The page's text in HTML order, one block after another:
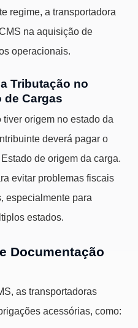
regime, a transportadora
na aquisição de
operacionais.
Tributação no
de Cargas
origem no estado da
deverá pagar o
de origem da carga.
evitar problemas fiscais
especialmente para
estados.
Documentação
as transportadoras
acessórias, como: